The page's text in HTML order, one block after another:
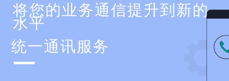
将您的业务通信提升到新的
水平
统一通讯服务